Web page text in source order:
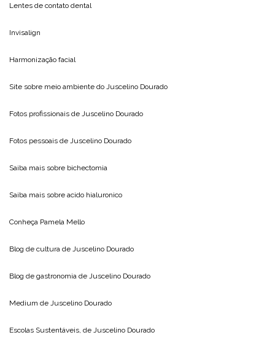
Lentes de contato dental
Invisalign
Harmonização facial
Site sobre meio ambiente do Juscelino Dourado
Fotos profissionais de Juscelino Dourado
Fotos pessoais de Juscelino Dourado
Saiba mais sobre bichectomia
Saiba mais sobre acido hialuronico
Conheça Pamela Mello
Blog de cultura de Juscelino Dourado
Blog de gastronomia de Juscelino Dourado
Medium de Juscelino Dourado
Escolas Sustentáveis, de Juscelino Dourado